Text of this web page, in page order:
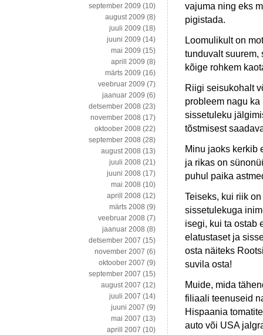
vajuma ning eks
pigistada.
Loomulikult on
tunduvalt suurem,
kõige rohkem
Riigi seisukohalt
probleem nagu
sissetuleku
tõstmisest
Minu jaoks kerkib
ja rikas on
puhul paika
Teiseks, kui riik
sissetulekuga
isegi, kui ta ostab
elatustaset ja
osta näiteks
suvila osta!
Muide, mida
filiaali teenuseid
Hispaania
auto või USA
september 2009 (10)
august 2009 (8)
juuli 2009 (18)
juuni 2009 (14)
mai 2009 (15)
aprill 2009 (8)
märts 2009 (16)
veebruar 2009 (7)
jaanuar 2009 (6)
detsember 2008 (23)
november 2008 (17)
oktoober 2008 (22)
september 2008 (28)
august 2008 (13)
juuli 2008 (21)
juuni 2008 (17)
mai 2008 (10)
aprill 2008 (12)
märts 2008 (9)
veebruar 2008 (7)
jaanuar 2008 (8)
detsember 2007 (15)
november 2007 (6)
oktoober 2007 (9)
september 2007 (15)
august 2007 (12)
juuli 2007 (14)
juuni 2007 (9)
mai 2007 (13)
aprill 2007 (10)